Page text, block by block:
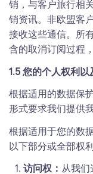
销，与客户旅行相
销资讯。非欧盟客
接收这些通信。所
含的取消订阅过程
1.5 您的个人权利
根据适用的数据保
形式要求我们提供
根据适用于您的数
以下部分或全部权利
访问权： 从我们